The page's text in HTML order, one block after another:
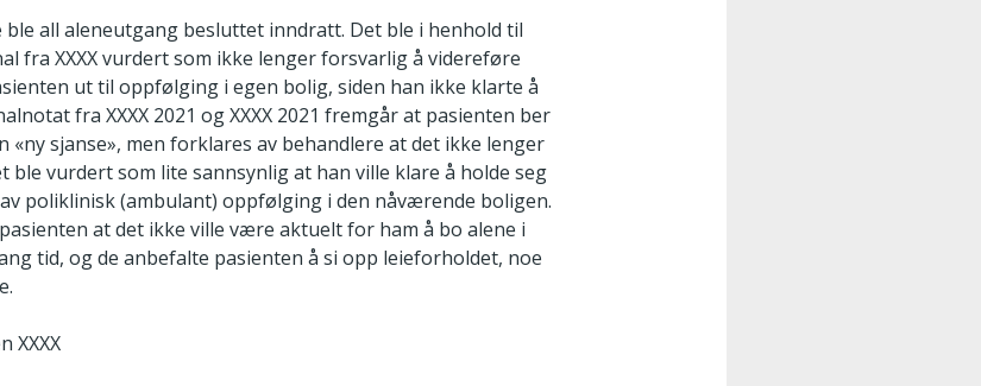
all aleneutgang besluttet inndratt. Det ble i henhold til
fra XXXX vurdert som ikke lenger forsvarlig å videreføre
ut til oppfølging i egen bolig, siden han ikke klarte å
fra XXXX 2021 og XXXX 2021 fremgår at pasienten ber
«ny sjanse», men forklares av behandlere at det ikke lenger
ble vurdert som lite sannsynlig at han ville klare å holde seg
poliklinisk (ambulant) oppfølging i den nåværende boligen.
at det ikke ville være aktuelt for ham å bo alene i
tid, og de anbefalte pasienten å si opp leieforholdet, noe
XXXX